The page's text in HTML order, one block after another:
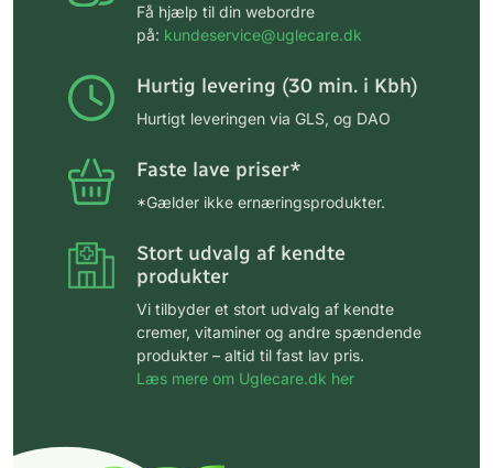
Få hjælp til din webordre
på: kundeservice@uglecare.dk
Hurtig levering (30 min. i Kbh)
Hurtigt leveringen via GLS, og DAO
Faste lave priser*
*Gælder ikke ernæringsprodukter.
Stort udvalg af kendte
produkter
Vi tilbyder et stort udvalg af kendte
cremer, vitaminer og andre spændende
produkter – altid til fast lav pris.
Læs mere om Uglecare.dk her